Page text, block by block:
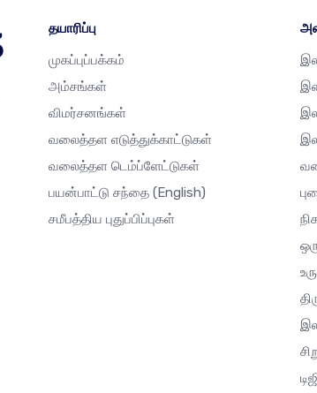
தயாரிப்பு
முகப்புப்பக்கம்
அம்சங்கள்
விமர்சனங்கள்
வலைத்தள எடுத்துக்காட்டுகள்
வலைத்தள டெம்ப்ளேட்டுகள்
பயன்பாட்டு சந்தை (English)
சமீபத்திய புதுப்பிப்புகள்